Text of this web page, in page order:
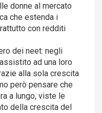
donne al mercato
che estenda i
con redditi
dei neet: negli
ad una loro
alla sola crescita
però pensare che
a lungo, viste le
della crescita del